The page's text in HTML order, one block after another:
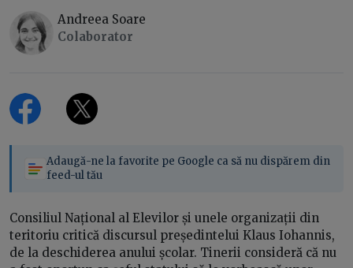
Andreea Soare
Colaborator
Adaugă-ne la favorite pe Google ca să nu dispărem din
feed-ul tău
Consiliul Național al Elevilor și unele organizații din
teritoriu critică discursul președintelui Klaus Iohannis,
de la deschiderea anului școlar. Tinerii consideră că nu